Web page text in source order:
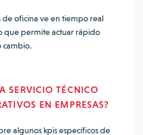
de oficina ve en tiempo real
que permite actuar rápido
cambio.
SERVICIO TÉCNICO
EN EMPRESAS?
algunos kpis específicos de